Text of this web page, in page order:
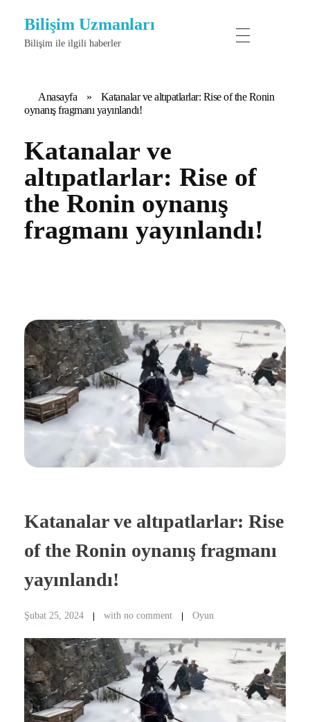
Bilişim Uzmanları
Bilişim ile ilgili haberler
Anasayfa »
Katanalar ve altıpatlarlar: Rise of the Ronin
oynanış fragmanı yayınlandı!
Katanalar ve
altıpatlarlar: Rise of
the Ronin oynanış
fragmanı yayınlandı!
Katanalar ve altıpatlarlar: Rise
of the Ronin oynanış fragmanı
yayınlandı!
Şubat 25, 2024 with no comment Oyun